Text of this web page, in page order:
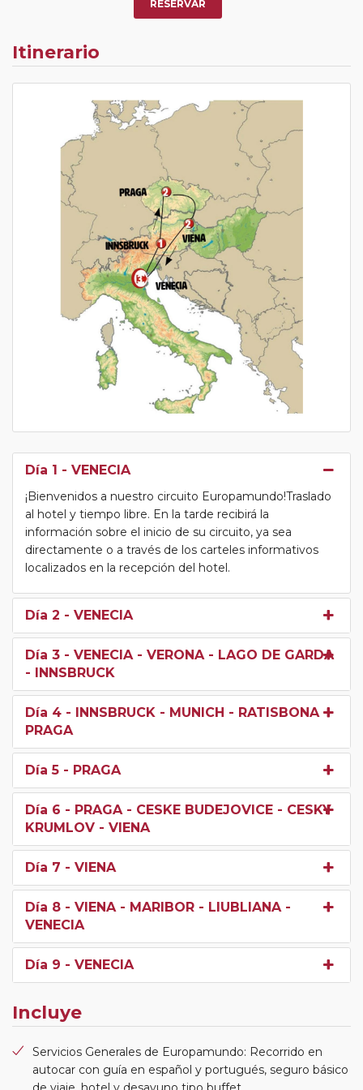
RESERVAR
Itinerario
Día 1 - VENECIA
¡Bienvenidos a nuestro circuito Europamundo!Traslado
al hotel y tiempo libre. En la tarde recibirá la
información sobre el inicio de su circuito, ya sea
directamente o a través de los carteles informativos
localizados en la recepción del hotel.
Día 2 - VENECIA
Día 3 - VENECIA - VERONA - LAGO DE GARDA
- INNSBRUCK
Día 4 - INNSBRUCK - MUNICH - RATISBONA -
PRAGA
Día 5 - PRAGA
Día 6 - PRAGA - CESKE BUDEJOVICE - CESKY
KRUMLOV - VIENA
Día 7 - VIENA
Día 8 - VIENA - MARIBOR - LIUBLIANA -
VENECIA
Día 9 - VENECIA
Incluye
Servicios Generales de Europamundo: Recorrido en
autocar con guía en español y portugués, seguro básico